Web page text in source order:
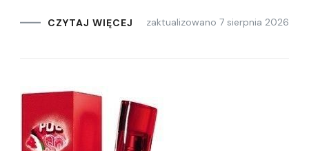
CZYTAJ WIĘCEJ zaktualizowano 7 sierpnia 2026